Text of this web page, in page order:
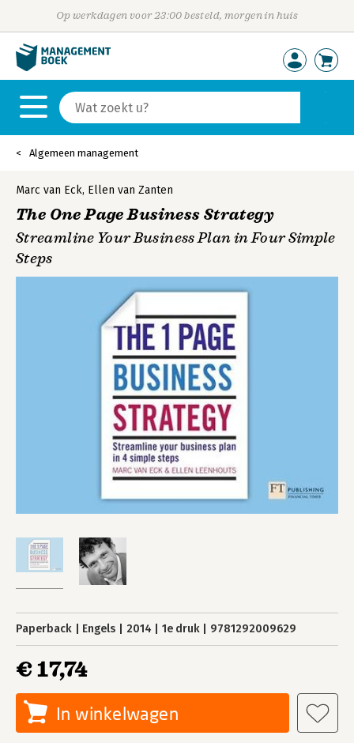
Op werkdagen voor 23:00 besteld, morgen in huis
Algemeen management
Marc van Eck, Ellen van Zanten
The One Page Business Strategy
Streamline Your Business Plan in Four Simple
Steps
Paperback Engels 2014 1e druk 9781292009629
€ 17,74
In winkelwagen